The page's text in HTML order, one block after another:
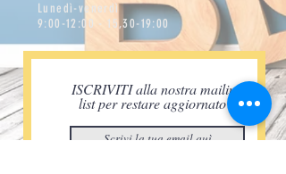
Lunedì-venerdì
9:00-12:00 - 15,30-19:00
ISCRIVITI alla nostra mailing
list per restare aggiornato